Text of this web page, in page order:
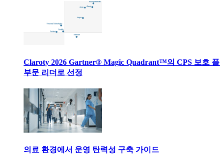
Claroty 2026 Gartner® Magic Quadrant™의 CPS 보호
부문 리더로 선정
의료 환경에서 운영 탄력성 구축 가이드